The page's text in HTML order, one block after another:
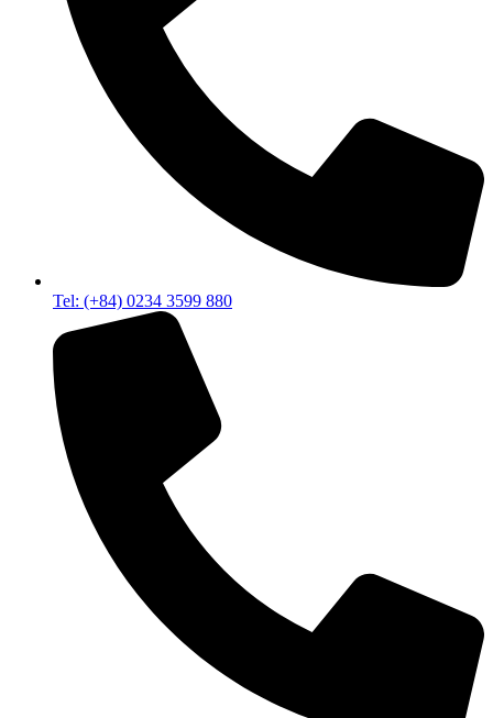
Tel: (+84) 0234 3599 880